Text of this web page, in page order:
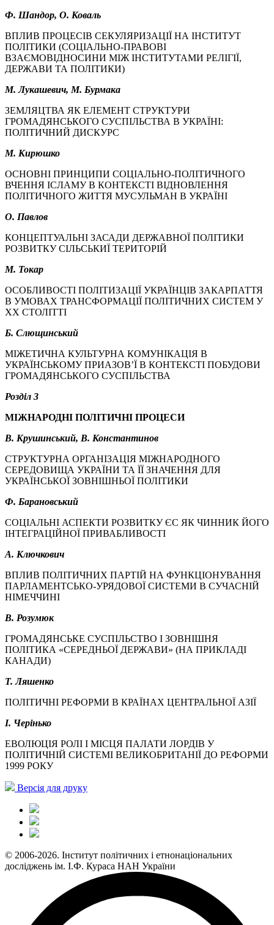
Ф. Шандор, О. Коваль
ВПЛИВ ПРОЦЕСІВ СЕКУЛЯРИЗАЦІЇ НА ІНСТИТУТ
ПОЛІТИКИ (СОЦІАЛЬНО-ПРАВОВІ
ВЗАЄМОВІДНОСИНИ МІЖ ІНСТИТУТАМИ РЕЛІГІЇ,
ДЕРЖАВИ ТА ПОЛІТИКИ)
М. Лукашевич, М. Бурмака
ЗЕМЛЯЦТВА ЯК ЕЛЕМЕНТ СТРУКТУРИ
ГРОМАДЯНСЬКОГО СУСПІЛЬСТВА В УКРАЇНІ:
ПОЛІТИЧНИЙ ДИСКУРС
М. Кирюшко
ОСНОВНІ ПРИНЦИПИ СОЦІАЛЬНО-ПОЛІТИЧНОГО
ВЧЕННЯ ІСЛАМУ В КОНТЕКСТІ ВІДНОВЛЕННЯ
ПОЛІТИЧНОГО ЖИТТЯ МУСУЛЬМАН В УКРАЇНІ
О. Павлов
КОНЦЕПТУАЛЬНІ ЗАСАДИ ДЕРЖАВНОЇ ПОЛІТИКИ
РОЗВИТКУ СІЛЬСЬКИЇ ТЕРИТОРІЙ
М. Токар
ОСОБЛИВОСТІ ПОЛІТИЗАЦІЇ УКРАЇНЦІВ ЗАКАРПАТТЯ
В УМОВАХ ТРАНСФОРМАЦІЇ ПОЛІТИЧНИХ СИСТЕМ У
ХХ СТОЛІТТІ
Б. Слющинський
МІЖЕТИЧНА КУЛЬТУРНА КОМУНІКАЦІЯ В
УКРАЇНСЬКОМУ ПРИАЗОВ’Ї В КОНТЕКСТІ ПОБУДОВИ
ГРОМАДЯНСЬКОГО СУСПІЛЬСТВА
Розділ 3
МІЖНАРОДНІ ПОЛІТИЧНІ ПРОЦЕСИ
В. Крушинський, В. Константинов
СТРУКТУРНА ОРГАНІЗАЦІЯ МІЖНАРОДНОГО
СЕРЕДОВИЩА УКРАЇНИ ТА ЇЇ ЗНАЧЕННЯ ДЛЯ
УКРАЇНСЬКОЇ ЗОВНІШНЬОЇ ПОЛІТИКИ
Ф. Барановський
СОЦІАЛЬНІ АСПЕКТИ РОЗВИТКУ ЄС ЯК ЧИННИК ЙОГО
ІНТЕГРАЦІЙНОЇ ПРИВАБЛИВОСТІ
А. Ключкович
ВПЛИВ ПОЛІТИЧНИХ ПАРТІЙ НА ФУНКЦІОНУВАННЯ
ПАРЛАМЕНТСЬКО-УРЯДОВОЇ СИСТЕМИ В СУЧАСНІЙ
НІМЕЧЧИНІ
В. Розумюк
ГРОМАДЯНСЬКЕ СУСПІЛЬСТВО І ЗОВНІШНЯ
ПОЛІТИКА «СЕРЕДНЬОЇ ДЕРЖАВИ» (НА ПРИКЛАДІ
КАНАДИ)
Т. Ляшенко
ПОЛІТИЧНІ РЕФОРМИ В КРАЇНАХ ЦЕНТРАЛЬНОЇ АЗІЇ
І. Черінько
ЕВОЛЮЦІЯ РОЛІ І МІСЦЯ ПАЛАТИ ЛОРДІВ У
ПОЛІТИЧНІЙ СИСТЕМІ ВЕЛИКОБРИТАНІЇ ДО РЕФОРМИ
1999 РОКУ
Версія для друку
© 2006-2026. Інститут політичних і етнонаціональних
досліджень ім. І.Ф. Кураса НАН України